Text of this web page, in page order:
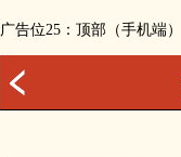
广告位25：顶部（手机端）